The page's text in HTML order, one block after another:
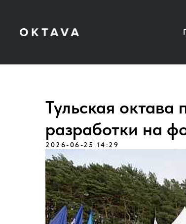
Тульская октава
разработки на
2026-06-25 14:29